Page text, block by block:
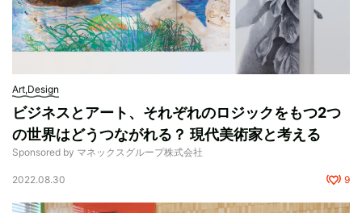
Art,Design
ビジネスとアート、それぞれのロジックをもつ2つ
の世界はどうつながれる？ 現代美術家と考える
Sponsored by マネックスグループ株式会社
2022.08.30 9